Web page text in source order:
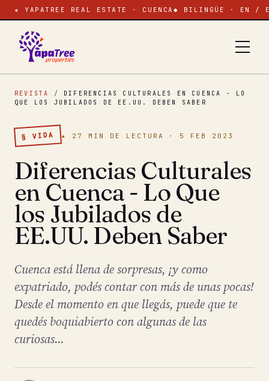
★ YAPATREE REAL ESTATE · CUENCA ◆ BILINGÜE · EN /
REVISTA / DIFERENCIAS CULTURALES EN CUENCA - LO
QUE LOS JUBILADOS DE EE.UU. DEBEN SABER
§ VIDA ★ 27 MIN DE LECTURA · 5 FEB 2023
Diferencias Culturales
en Cuenca - Lo Que
los Jubilados de
EE.UU. Deben Saber
Cuenca está llena de sorpresas, ¡y como
expatriado, podés contar con más de unas pocas!
Desde el momento en que llegás, puede que te
quedés boquiabierto con algunas de las
curiosas...